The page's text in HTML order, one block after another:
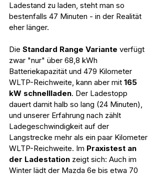
Ladestand zu laden, steht man so
bestenfalls 47 Minuten - in der Realität
eher länger.
Die Standard Range Variante verfügt
zwar "nur" über 68,8 kWh
Batteriekapazität und 479 Kilometer
WLTP-Reichweite, kann aber mit 165
kW schnellladen. Der Ladestopp
dauert damit halb so lang (24 Minuten),
und unserer Erfahrung nach zählt
Ladegeschwindigkeit auf der
Langstrecke mehr als ein paar Kilometer
WLTP-Reichweite. Im Praxistest an
der Ladestation zeigt sich: Auch im
Winter lädt der Mazda 6e bis etwa 70